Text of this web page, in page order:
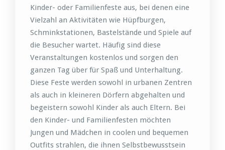
Kinder- oder Familienfeste aus, bei denen eine
Vielzahl an Aktivitäten wie Hüpfburgen,
Schminkstationen, Bastelstände und Spiele auf
die Besucher wartet. Häufig sind diese
Veranstaltungen kostenlos und sorgen den
ganzen Tag über für Spaß und Unterhaltung.
Diese Feste werden sowohl in urbanen Zentren
als auch in kleineren Dörfern abgehalten und
begeistern sowohl Kinder als auch Eltern. Bei
den Kinder- und Familienfesten möchten
Jungen und Mädchen in coolen und bequemen
Outfits strahlen, die ihnen Selbstbewusstsein